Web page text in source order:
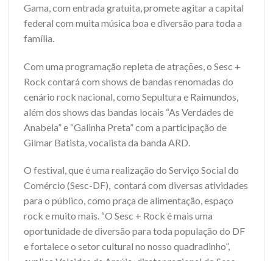
Gama, com entrada gratuita, promete agitar a capital
federal com muita música boa e diversão para toda a
família.
Com uma programação repleta de atrações, o Sesc +
Rock contará com shows de bandas renomadas do
cenário rock nacional, como Sepultura e Raimundos,
além dos shows das bandas locais “As Verdades de
Anabela” e “Galinha Preta” com a participação de
Gilmar Batista, vocalista da banda ARD.
O festival, que é uma realização do Serviço Social do
Comércio (Sesc-DF), contará com diversas atividades
para o público, como praça de alimentação, espaço
rock e muito mais. “O Sesc + Rock é mais uma
oportunidade de diversão para toda população do DF
e fortalece o setor cultural no nosso quadradinho”,